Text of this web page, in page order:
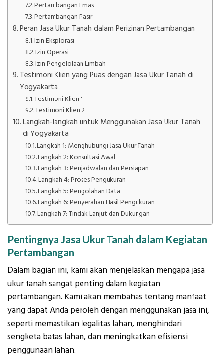
Pertambangan Emas
Pertambangan Pasir
Peran Jasa Ukur Tanah dalam Perizinan Pertambangan
Izin Eksplorasi
Izin Operasi
Izin Pengelolaan Limbah
Testimoni Klien yang Puas dengan Jasa Ukur Tanah di
Yogyakarta
Testimoni Klien 1
Testimoni Klien 2
Langkah-langkah untuk Menggunakan Jasa Ukur Tanah
di Yogyakarta
Langkah 1: Menghubungi Jasa Ukur Tanah
Langkah 2: Konsultasi Awal
Langkah 3: Penjadwalan dan Persiapan
Langkah 4: Proses Pengukuran
Langkah 5: Pengolahan Data
Langkah 6: Penyerahan Hasil Pengukuran
Langkah 7: Tindak Lanjut dan Dukungan
Pentingnya Jasa Ukur Tanah dalam Kegiatan
Pertambangan
Dalam bagian ini, kami akan menjelaskan mengapa jasa
ukur tanah sangat penting dalam kegiatan
pertambangan. Kami akan membahas tentang manfaat
yang dapat Anda peroleh dengan menggunakan jasa ini,
seperti memastikan legalitas lahan, menghindari
sengketa batas lahan, dan meningkatkan efisiensi
penggunaan lahan.